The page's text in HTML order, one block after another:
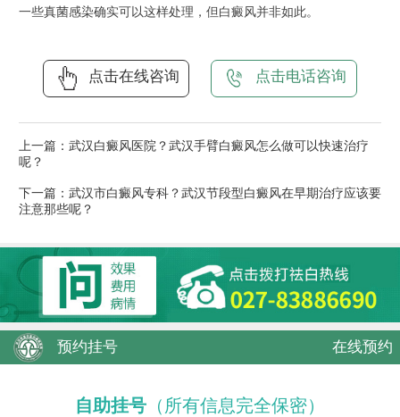
一些真菌感染确实可以这样处理，但白癜风并非如此。
点击在线咨询 点击电话咨询
上一篇： 武汉白癜风医院？武汉手臂白癜风怎么做可以快速治疗
呢？
下一篇： 武汉市白癜风专科？武汉节段型白癜风在早期治疗应该要
注意那些呢？
预约挂号 在线预约
自助挂号 （所有信息完全保密）